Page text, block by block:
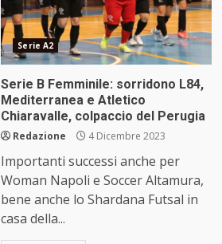
Serie A2
Serie B Femminile: sorridono L84,
Mediterranea e Atletico
Chiaravalle, colpaccio del Perugia
Redazione 4 Dicembre 2023
Importanti successi anche per
Woman Napoli e Soccer Altamura,
bene anche lo Shardana Futsal in
casa della...